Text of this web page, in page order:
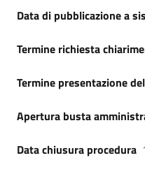
Data di pubblicazione a
Termine richiesta
Termine presentazione
Apertura busta
Data chiusura procedura